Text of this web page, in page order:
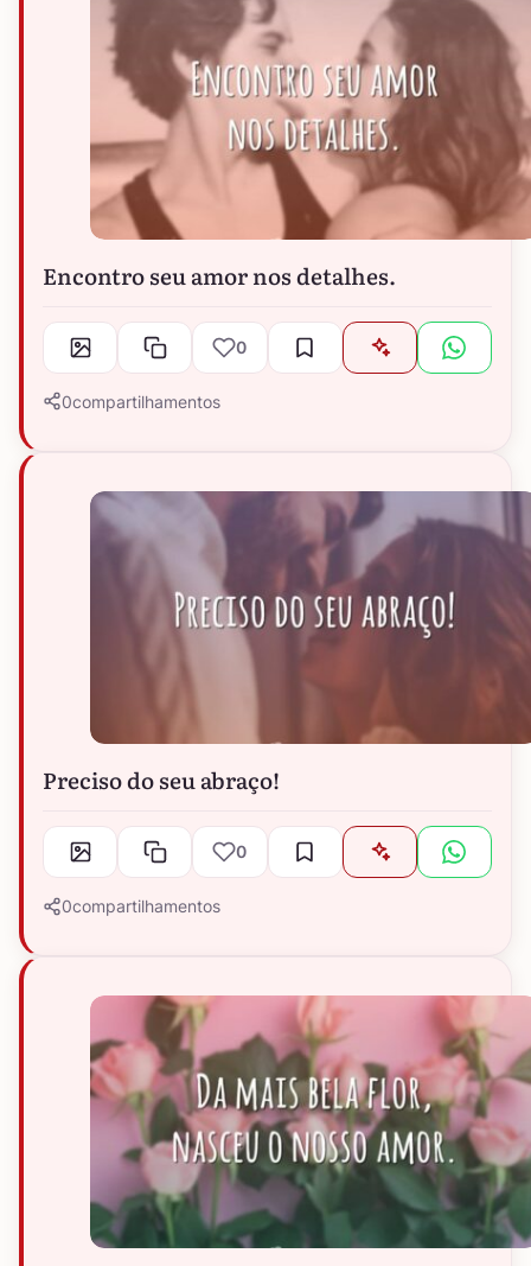
Encontro seu amor nos detalhes.
0
0compartilhamentos
Preciso do seu abraço!
0
0compartilhamentos